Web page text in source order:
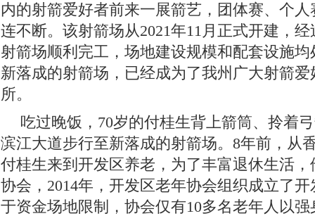
内的射箭爱好者前来一展箭艺，团体赛、个
连不断。该射箭场从2021年11月正式开建，
射箭场顺利完工，场地建设规模和配套设施
新落成的射箭场，已经成为了我州广大射箭
所。
吃过晚饭，70岁的付桂生背上箭筒、拎着
滨江大道步行至新落成的射箭场。8年前，从
付桂生来到开发区养老，为了丰富退休生活
协会，2014年，开发区老年协会组织成立了
于资金场地限制，协会仅有10多名老年人以